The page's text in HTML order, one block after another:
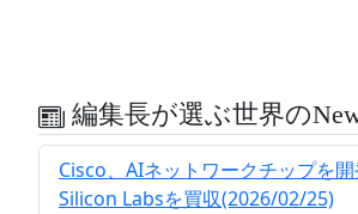
編集長が選ぶ世界の
Cisco、AIネットワークチップを
Silicon Labsを買収(2026/02/25)